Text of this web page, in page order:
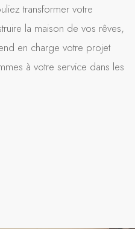
transformer votre
la maison de vos rêves,
en charge votre projet
à votre service dans les